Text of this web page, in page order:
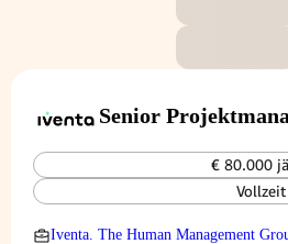
Senior
€ 80.000
Vollzeit
Iventa. The Human Management